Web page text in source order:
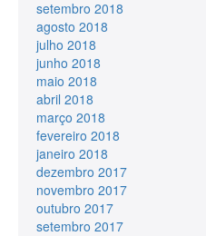
setembro 2018
agosto 2018
julho 2018
junho 2018
maio 2018
abril 2018
março 2018
fevereiro 2018
janeiro 2018
dezembro 2017
novembro 2017
outubro 2017
setembro 2017